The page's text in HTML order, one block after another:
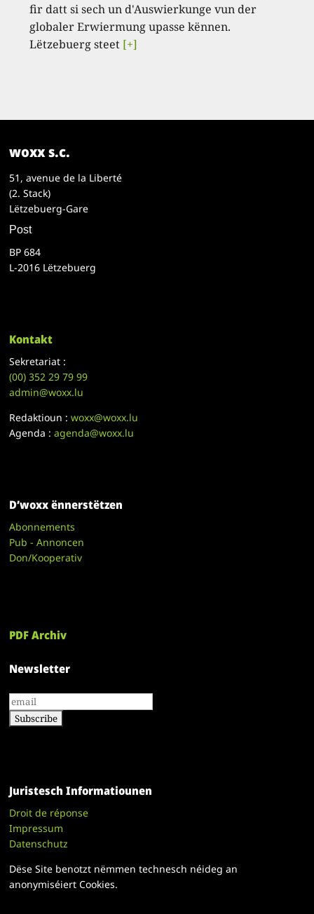
fir datt si sech un d'Auswierkunge vun der
globaler Erwiermung upasse kënnen.
Lëtzebuerg steet [+]
woxx s.c.
51, avenue de la Liberté
(2. Stack)
Lëtzebuerg-Gare
Post
BP 684
L-2016 Lëtzebuerg
Kontakt
Sekretariat :
(00)352 29 79 99
admin@woxx.lu
Redaktioun :woxx@woxx.lu
Agenda :agenda@woxx.lu
D’woxx ënnerstëtzen
Abonnements
Pub - Annoncen
Don/Kooperativ
PDF Archiv
Newsletter
Juristesch Informatiounen
Droit de réponse
Impressum
Datenschutz
Dëse Site benotzt nëmmen technesch néideg an
anonymiséiert Cookies.